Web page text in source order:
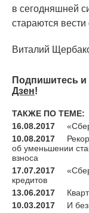
в сегодняшней
стараются
Виталий
Подпишитесь и
Дзен!
ТАКЖЕ ПО ТЕМЕ:
16.08.2017
10.08.2017
об уменьшении
взноса
17.07.2017
кредитов
13.06.2017
10.03.2017
И